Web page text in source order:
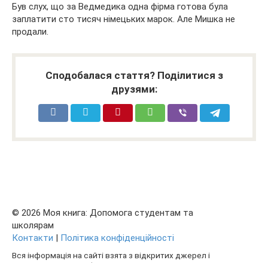
Був слух, що за Ведмедика одна фірма готова була
заплатити сто тисяч німецьких марок. Але Мишка не
продали.
Сподобалася стаття? Поділитися з
друзями:
© 2026 Моя книга: Допомога студентам та
школярам
Контакти | Політика конфіденційності
Вся інформація на сайті взята з відкритих джерел і